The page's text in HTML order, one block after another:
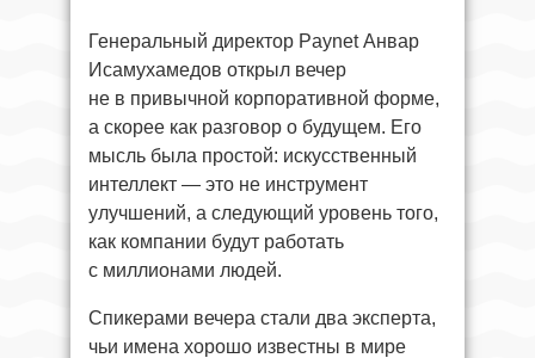
Генеральный директор Paynet Анвар
Исамухамедов открыл вечер
не в привычной корпоративной форме,
а скорее как разговор о будущем. Его
мысль была простой: искусственный
интеллект — это не инструмент
улучшений, а следующий уровень того,
как компании будут работать
с миллионами людей.
Спикерами вечера стали два эксперта,
чьи имена хорошо известны в мире